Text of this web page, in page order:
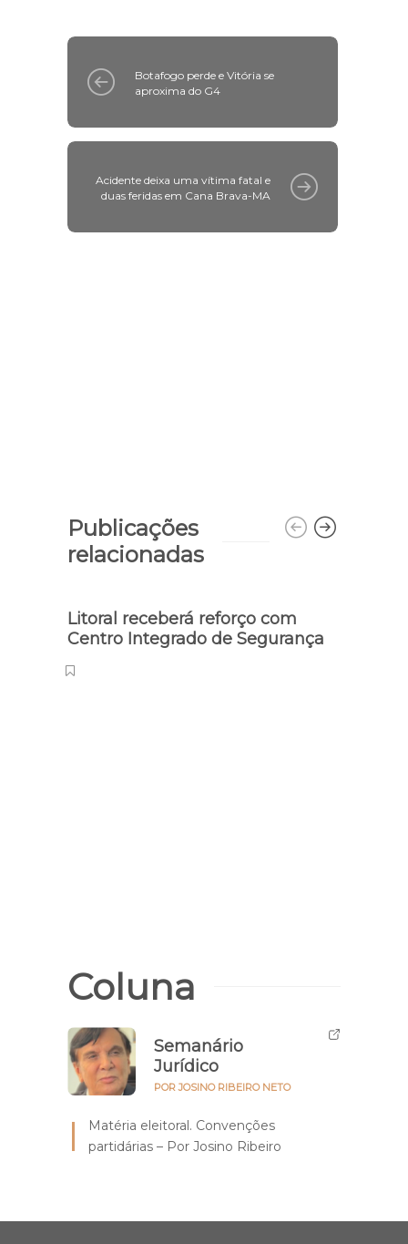
Botafogo perde e Vitória se
aproxima do G4
Acidente deixa uma vítima fatal e
duas feridas em Cana Brava-MA
Publicações
relacionadas
Litoral receberá reforço com
Centro Integrado de Segurança
Coluna
Semanário
Jurídico
POR JOSINO RIBEIRO NETO
Matéria eleitoral. Convenções
partidárias – Por Josino Ribeiro